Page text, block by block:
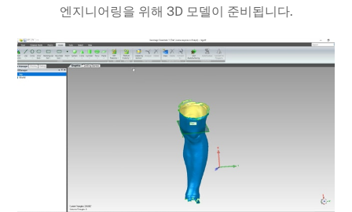
엔지니어링을 위해 3D 모델이 준비됩니다.